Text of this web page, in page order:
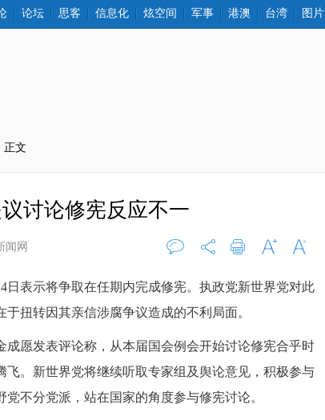
论坛 思客 信息化 炫空间 军事 港澳 台湾 图片
正文
讨论修宪反应不一
闻网
评论 打印 字大 字小
表示将争取在任期内完成修宪。执政党新世界党对此
扭转因其亲信涉腐争议造成的不利局面。
愿发表评论称，从本届国会例会开始讨论修宪合乎时
飞。新世界党将继续听取专家组及舆论意见，积极参与
不分党派，站在国家的角度参与修宪讨论。